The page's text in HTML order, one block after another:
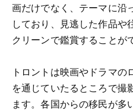
画だけでなく、テーマに沿
しており、見逃した作品や
クリーンで鑑賞することが
トロントは映画やドラマ
を通じていたるところで撮
ます。各国からの移民が多